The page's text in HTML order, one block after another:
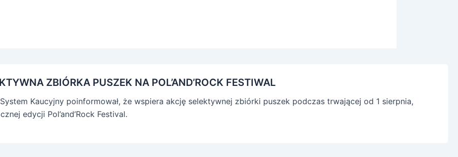
ZBIÓRKA PUSZEK NA POL’AND’ROCK FESTIWAL
Kaucyjny poinformował, że wspiera akcję selektywnej zbiórki puszek podczas trwającej od 1 sierpnia,
edycji Pol’and’Rock Festival.